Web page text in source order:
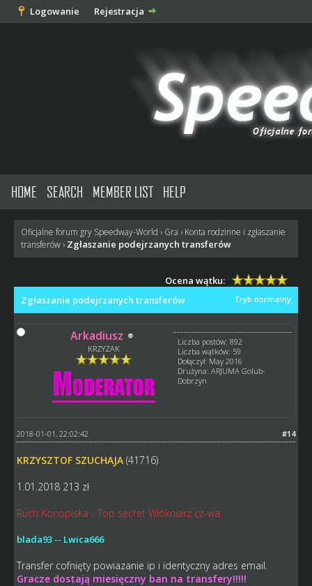
Logowanie Rejestracja
HOME SEARCH MEMBER LIST HELP
Oficjalne forum gry Speedway-World › Gra › Konta rodzinne i zgłaszanie
transferów › Zgłaszanie podejrzanych transferów
Ocena wątku:
Tryb normalny
Zgłaszanie podejrzanych transferów
Arkadiusz
KRZYZAK
Liczba postów: 892
Liczba wątków: 59
Dołączył: May 2016
Drużyna: ARJUMA Golub-
Dobrzyn
#14
2018-01-01, 22:02:42
KRZYSZTOF SZUCHAJA(41716)
1.01.2018 213 zł
Ruch Konopiska - Top secret Włókniarz cz-wa
blada93 -- Lwica666
Transfer cofnięty powiazanie ip i identyczny adres email.
Gracze dostają miesięczny ban na transfery!!!!!